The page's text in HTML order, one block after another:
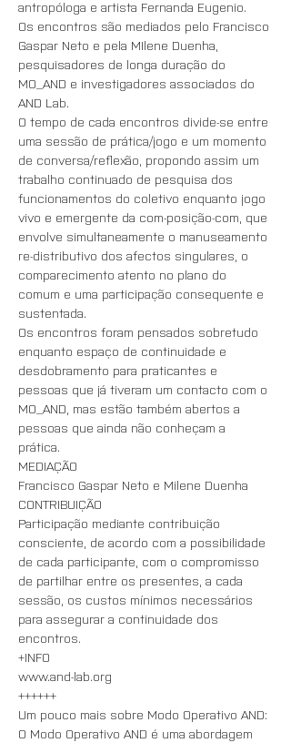
antropóloga e artista Fernanda Eugenio.
Os encontros são mediados pelo Francisco
Gaspar Neto e pela MIlene Duenha,
pesquisadores de longa duração do
MO_AND e investigadores associados do
AND Lab.
O tempo de cada encontros divide-se entre
uma sessão de prática/jogo e um momento
de conversa/reflexão, propondo assim um
trabalho continuado de pesquisa dos
funcionamentos do coletivo enquanto jogo
vivo e emergente da com-posição-com, que
envolve simultaneamente o manuseamento
re-distributivo dos afectos singulares, o
comparecimento atento no plano do
comum e uma participação consequente e
sustentada.
Os encontros foram pensados sobretudo
enquanto espaço de continuidade e
desdobramento para praticantes e
pessoas que já tiveram um contacto com o
MO_AND, mas estão também abertos a
pessoas que ainda não conheçam a
prática.
MEDIAÇÃO
Francisco Gaspar Neto e Milene Duenha
CONTRIBUIÇÃO
Participação mediante contribuição
consciente, de acordo com a possibilidade
de cada participante, com o compromisso
de partilhar entre os presentes, a cada
sessão, os custos mínimos necessários
para assegurar a continuidade dos
encontros.
+INFO
www.and-lab.org
++++++
Um pouco mais sobre Modo Operativo AND:
O Modo Operativo AND é uma abordagem